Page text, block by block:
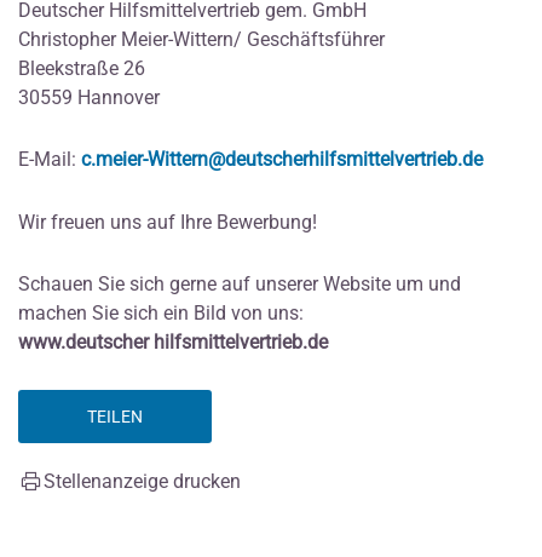
Deutscher Hilfsmittelvertrieb gem. GmbH
Christopher Meier-Wittern/ Geschäftsführer
Bleekstraße 26
30559 Hannover
E-Mail: c.meier-Wittern@deutscherhilfsmittelvertrieb.de
Wir freuen uns auf Ihre Bewerbung!
Schauen Sie sich gerne auf unserer Website um und
machen Sie sich ein Bild von uns:
www.deutscher hilfsmittelvertrieb.de
TEILEN
Stellenanzeige drucken